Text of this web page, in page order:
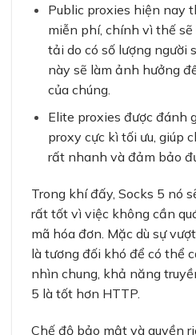
Public proxies hiện nay
miễn phí, chính vì thế
tải do có số lượng người
này sẽ làm ảnh hưởng
của chúng.
Elite proxies được đánh
proxy cực kì tối ưu, giúp
rất nhanh và đảm bảo
Trong khí đấy, Socks 5 nó
rất tốt vì việc không cần
mã hóa đơn. Mặc dù sự
là tương đối khó để có thể
nhìn chung, khả năng
5 là tốt hơn HTTP.
Chế độ bảo mật và quyền